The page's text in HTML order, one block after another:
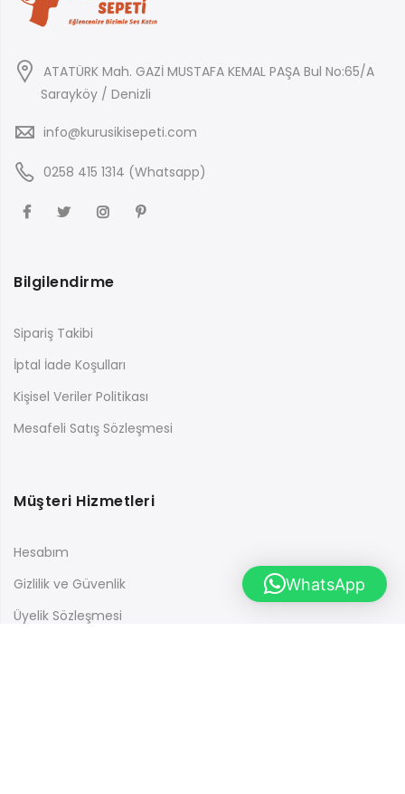
ATATÜRK Mah. GAZİ MUSTAFA KEMAL PAŞA Bul No:65/A
Sarayköy / Denizli
info@kurusikisepeti.com
0258 415 1314 (Whatsapp)
Bilgilendirme
Sipariş Takibi
İptal İade Koşulları
Kişisel Veriler Politikası
Mesafeli Satış Sözleşmesi
Müşteri Hizmetleri
Hesabım
Gizlilik ve Güvenlik
Üyelik Sözleşmesi
WhatsApp